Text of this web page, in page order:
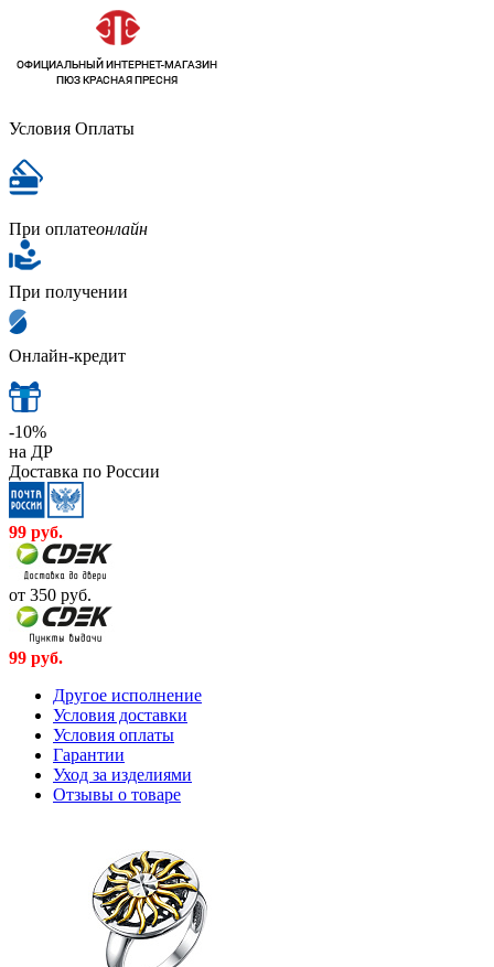
Условия Оплаты
При оплатеонлайн
При получении
Онлайн-кредит
-10%
на ДР
Доставка по России
99 руб.
от 350 руб.
99 руб.
Другое исполнение
Условия доставки
Условия оплаты
Гарантии
Уход за изделиями
Отзывы о товаре